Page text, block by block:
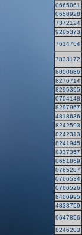
0665061
0658928
7372124
9205373
7614764
7833172
8050686
8276714
8295395
0704148
8297967
4818636
8242593
8242313
8241945
8337357
0651869
0765287
0766534
0766526
8406995
4833759
9647856
8246203